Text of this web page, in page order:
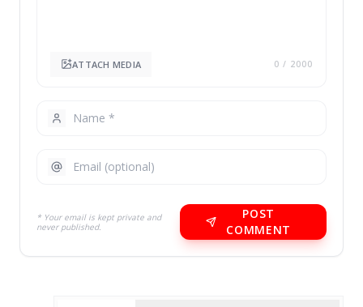
ATTACH MEDIA 0 / 2000
* Your email is kept private and
never published.
POST
COMMENT